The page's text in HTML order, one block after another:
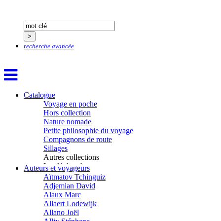
recherche avancée
Catalogue
Voyage en poche
Hors collection
Nature nomade
Petite philosophie du voyage
Compagnons de route
Sillages
Autres collections
La clé des champs
Chemins d’étoiles
Visions
Auteurs et voyageurs
Aïtmatov Tchinguiz
Adjemian David
Alaux Marc
Allaert Lodewijk
Allano Joël